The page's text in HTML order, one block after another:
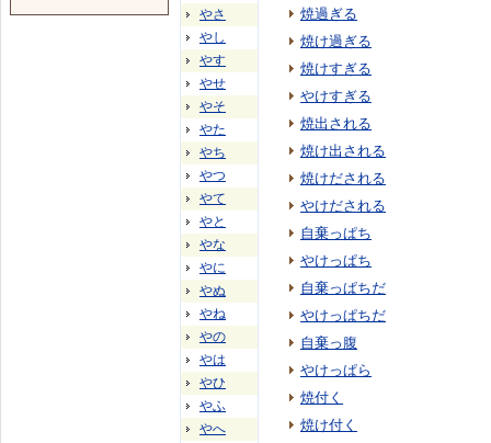
やさ
やし
やす
やせ
やそ
やた
やち
やつ
やて
やと
やな
やに
やぬ
やね
やの
やは
やひ
やふ
やへ
焼過ぎる
焼け過ぎる
焼けすぎる
やけすぎる
焼出される
焼け出される
焼けだされる
やけだされる
自棄っぱち
やけっぱち
自棄っぱちだ
やけっぱちだ
自棄っ腹
やけっぱら
焼付く
焼け付く